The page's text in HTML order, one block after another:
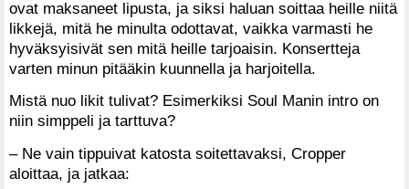
ovat maksaneet lipusta, ja siksi haluan soittaa heille niitä
likkejä, mitä he minulta odottavat, vaikka varmasti he
hyväksyisivät sen mitä heille tarjoaisin. Konsertteja
varten minun pitääkin kuunnella ja harjoitella.
Mistä nuo likit tulivat? Esimerkiksi Soul Manin intro on
niin simppeli ja tarttuva?
– Ne vain tippuivat katosta soitettavaksi, Cropper
aloittaa, ja jatkaa: